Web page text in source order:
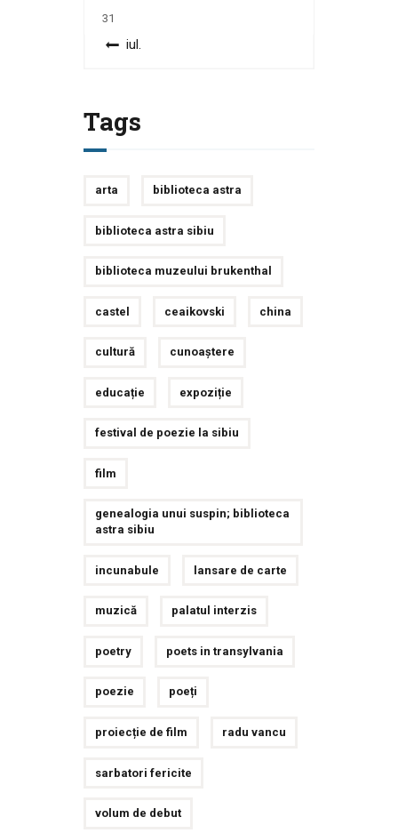
31
« iul.
Tags
arta biblioteca astra
biblioteca astra sibiu
biblioteca muzeului brukenthal
castel ceaikovski china
cultură cunoaștere
educație expoziție
festival de poezie la sibiu
film
genealogia unui suspin; biblioteca
astra sibiu
incunabule lansare de carte
muzică palatul interzis
poetry poets in transylvania
poezie poeți
proiecție de film radu vancu
sarbatori fericite
volum de debut